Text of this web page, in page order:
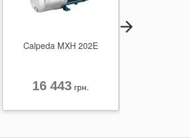
Calpeda MXH 202E
16 443грн.